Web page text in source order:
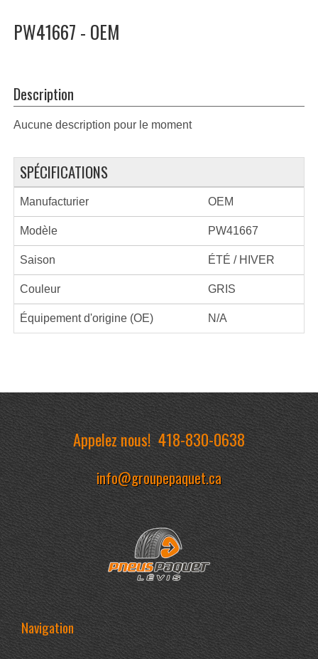
PW41667 - OEM
Description
Aucune description pour le moment
SPÉCIFICATIONS
Manufacturier OEM
Modèle PW41667
Saison ÉTÉ / HIVER
Couleur GRIS
Équipement d'origine (OE) N/A
Appelez nous!418-830-0638
info@groupepaquet.ca
Navigation